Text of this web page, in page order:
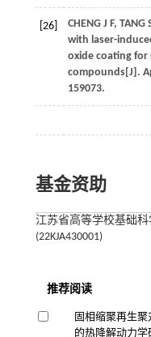
[26] CHENG J F, TANG
with laser-
oxide coating
compounds[J].
159073.
基金资助
江苏省高等学校基础
(22KJA430001)